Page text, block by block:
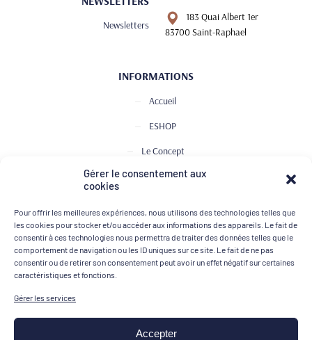
Gérer le consentement aux
cookies
Pour offrir les meilleures expériences, nous utilisons des technologies telles que
les cookies pour stocker et/ou accéder aux informations des appareils. Le fait de
consentir à ces technologies nous permettra de traiter des données telles que le
comportement de navigation ou les ID uniques sur ce site. Le fait de ne pas
consentir ou de retirer son consentement peut avoir un effet négatif sur certaines
caractéristiques et fonctions.
Gérer les services
Accepter
Newsletters
183 Quai Albert 1er
83700 Saint-Raphael
INFORMATIONS
Accueil
ESHOP
Le Concept
Club de Dégustation
Contact
MOYENS DE PAIEMENT